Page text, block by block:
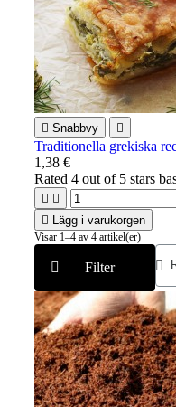
 Snabbvy 
Traditionella grekiska
1,38 €
Rated4 out of 5 stars
 
 Lägg i varukorgen
Filter
Visar 1–4 av 4 artikel(er)